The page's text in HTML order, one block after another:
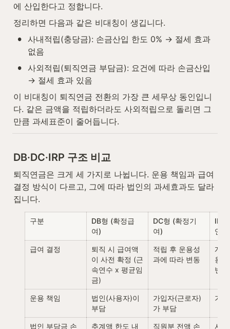
에 산입한다고 정합니다.
정리하면 다음과 같은 비대칭이 생깁니다.
• 사내적립(충당금): 손금산입 한도 0% → 절세 효과
없음
• 사외적립(퇴직연금 부담금): 요건에 따라 손금산입
→ 절세 효과 있음
이 비대칭이 퇴직연금 전환의 가장 큰 세무상 동인입니
다. 같은 금액을 적립하더라도 사외적립으로 돌리면 그
만큼 과세표준이 줄어듭니다.
DB·DC·IRP 구조 비교
퇴직연금은 크게 세 가지로 나뉩니다. 운용 책임과 급여
결정 방식이 다르고, 그에 따라 법인의 과세효과도 달라
집니다.
구분
DB형 (확정급
여)
DC형 (확정기
여)
IRP
연
급여 결정
퇴직 시 급여액
이 사전 확정 (근
속연수 x 평균임
금)
적립 후 운용성
과에 따라 변동
개
용,
변동
운용 책임
법인(사용자)이
부담
가입자(근로자)
가 부담
가
법인 부담금 손 추계액 한도 내 직원분 전액 손 사